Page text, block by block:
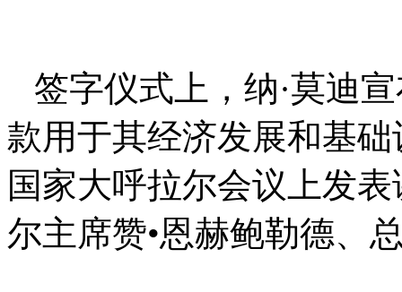
签字仪式上，纳·莫迪
款用于其经济发展和基
国家大呼拉尔会议上发
尔主席赞•恩赫鲍勒德、